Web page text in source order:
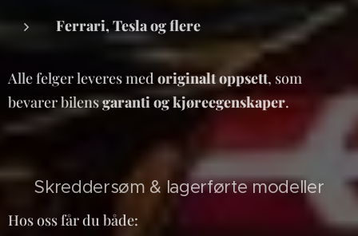
Ferrari, Tesla og flere
Alle felger leveres med originalt oppsett, som
bevarer bilensgaranti og kjøreegenskaper.
🧰 Skreddersøm & lagerførte modeller
Hos oss får du både: